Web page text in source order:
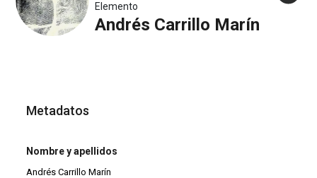
Elemento
Andrés Carrillo Marín
Metadatos
Nombre y apellidos
Andrés Carrillo Marín